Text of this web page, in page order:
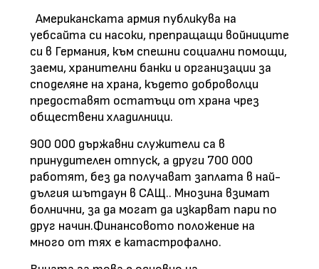
Американската армия публикува на
уебсайта си насоки, препращащи войниците
си в Германия, към спешни социални помощи,
заеми, хранителни банки и организации за
споделяне на храна, където доброволци
предоставят остатъци от храна чрез
обществени хладилници.
900 000 държавни служители са в
принудителен отпуск, а други 700 000
работят, без да получават заплата в най-
дългия шътдаун в САЩ.. Мнозина взимат
болнични, за да могат да изкарват пари по
друг начин.Финансовото положение на
много от тях е катастрофално.